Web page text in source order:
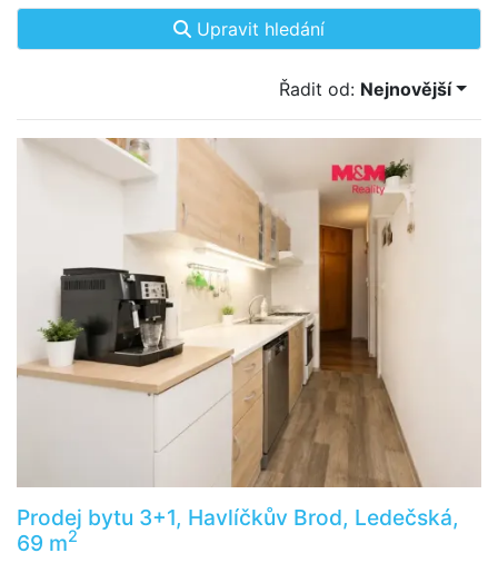
Upravit hledání
Řadit od: Nejnovější
Prodej bytu 3+1, Havlíčkův Brod, Ledečská,
69 m2